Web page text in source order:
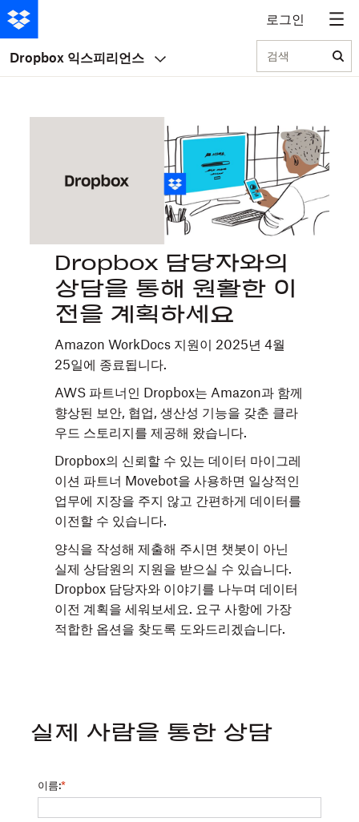
로그인
Dropbox 익스피리언스 검색
Dropbox 담당자와의
상담을 통해 원활한 이
전을 계획하세요
Amazon WorkDocs 지원이 2025년 4월
25일에 종료됩니다.
AWS 파트너인 Dropbox는 Amazon과 함께
향상된 보안, 협업, 생산성 기능을 갖춘 클라
우드 스토리지를 제공해 왔습니다.
Dropbox의 신뢰할 수 있는 데이터 마이그레
이션 파트너 Movebot을 사용하면 일상적인
업무에 지장을 주지 않고 간편하게 데이터를
이전할 수 있습니다.
양식을 작성해 제출해 주시면 챗봇이 아닌
실제 상담원의 지원을 받으실 수 있습니다.
Dropbox 담당자와 이야기를 나누며 데이터
이전 계획을 세워보세요. 요구 사항에 가장
적합한 옵션을 찾도록 도와드리겠습니다.
실제 사람을 통한 상담
*
이름: